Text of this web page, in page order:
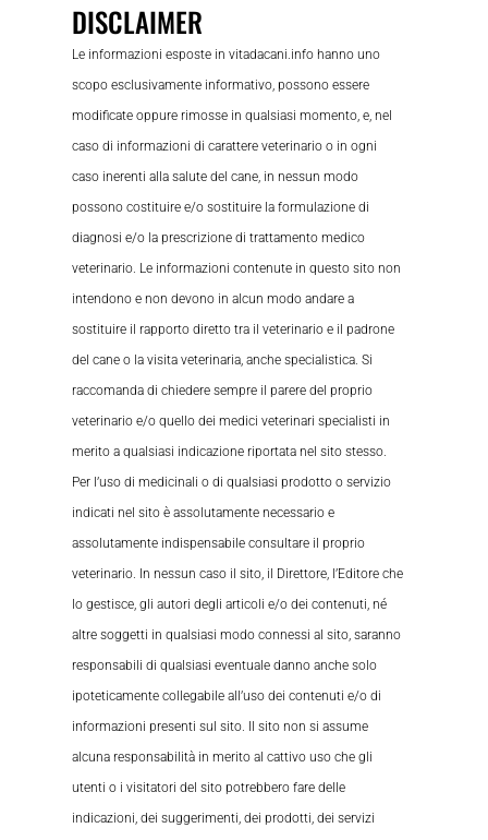
DISCLAIMER
Le informazioni esposte in vitadacani.info hanno uno
scopo esclusivamente informativo, possono essere
modificate oppure rimosse in qualsiasi momento, e, nel
caso di informazioni di carattere veterinario o in ogni
caso inerenti alla salute del cane, in nessun modo
possono costituire e/o sostituire la formulazione di
diagnosi e/o la prescrizione di trattamento medico
veterinario. Le informazioni contenute in questo sito non
intendono e non devono in alcun modo andare a
sostituire il rapporto diretto tra il veterinario e il padrone
del cane o la visita veterinaria, anche specialistica. Si
raccomanda di chiedere sempre il parere del proprio
veterinario e/o quello dei medici veterinari specialisti in
merito a qualsiasi indicazione riportata nel sito stesso.
Per l’uso di medicinali o di qualsiasi prodotto o servizio
indicati nel sito è assolutamente necessario e
assolutamente indispensabile consultare il proprio
veterinario. In nessun caso il sito, il Direttore, l’Editore che
lo gestisce, gli autori degli articoli e/o dei contenuti, né
altre soggetti in qualsiasi modo connessi al sito, saranno
responsabili di qualsiasi eventuale danno anche solo
ipoteticamente collegabile all’uso dei contenuti e/o di
informazioni presenti sul sito. Il sito non si assume
alcuna responsabilità in merito al cattivo uso che gli
utenti o i visitatori del sito potrebbero fare delle
indicazioni, dei suggerimenti, dei prodotti, dei servizi